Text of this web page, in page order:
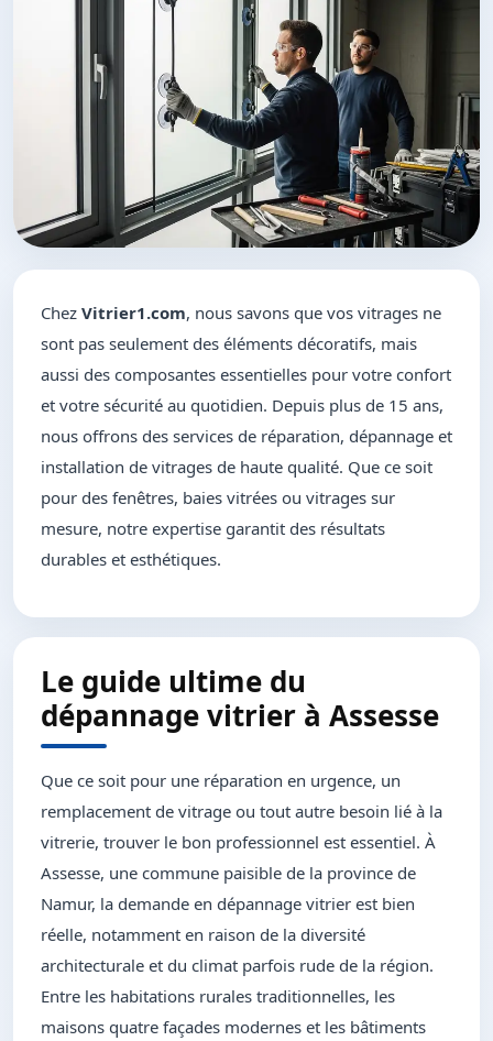
Chez Vitrier1.com, nous savons que vos vitrages ne
sont pas seulement des éléments décoratifs, mais
aussi des composantes essentielles pour votre confort
et votre sécurité au quotidien. Depuis plus de 15 ans,
nous offrons des services de réparation, dépannage et
installation de vitrages de haute qualité. Que ce soit
pour des fenêtres, baies vitrées ou vitrages sur
mesure, notre expertise garantit des résultats
durables et esthétiques.
Le guide ultime du
dépannage vitrier à Assesse
Que ce soit pour une réparation en urgence, un
remplacement de vitrage ou tout autre besoin lié à la
vitrerie, trouver le bon professionnel est essentiel. À
Assesse, une commune paisible de la province de
Namur, la demande en dépannage vitrier est bien
réelle, notamment en raison de la diversité
architecturale et du climat parfois rude de la région.
Entre les habitations rurales traditionnelles, les
maisons quatre façades modernes et les bâtiments